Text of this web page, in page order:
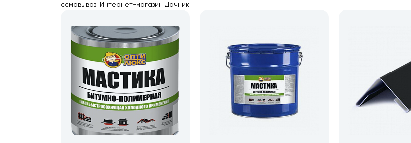
самовывоз. Интернет-магазин Дачник.